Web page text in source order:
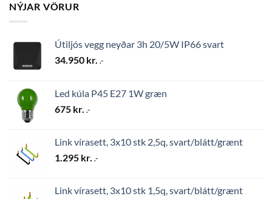
NÝJAR VÖRUR
Útiljós vegg neyðar 3h 20/5W IP66 svart
34.950 kr. .-
Led kúla P45 E27 1W græn
675 kr. .-
Link vírasett, 3x10 stk 2,5q, svart/blátt/grænt
1.295 kr. .-
Link vírasett, 3x10 stk 1,5q, svart/blátt/grænt